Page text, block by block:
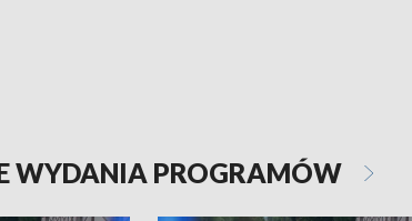
WYDANIA PROGRAMÓW